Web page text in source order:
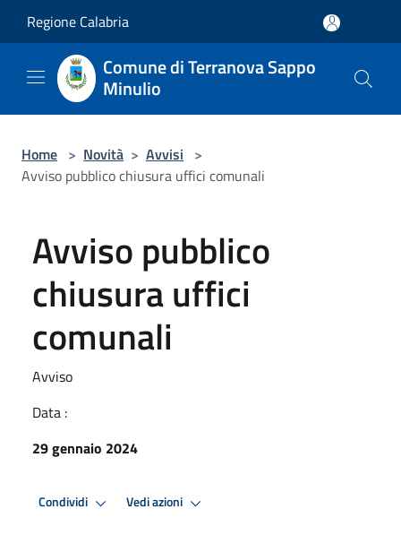
Regione Calabria
Comune di Terranova Sappo
Minulio
Home > Novità > Avvisi >
Avviso pubblico chiusura uffici comunali
Avviso pubblico
chiusura uffici
comunali
Avviso
Data :
29 gennaio 2024
Condividi Vedi azioni